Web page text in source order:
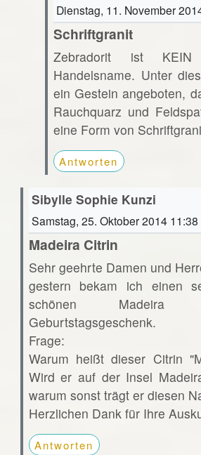
Dienstag, 11. November
Schriftgranit
Zebradorit ist KEIN
Handelsname. Unter
ein Gestein angeboten,
Rauchquarz und
eine Form von
Antworten
Sibylle Sophie Kunzi
Samstag, 25. Oktober 2014 11:38
Madeira Citrin
Sehr geehrte Damen und
gestern bekam ich einen
schönen
Geburtstagsgeschenk.
Frage:
Warum heißt dieser Citrin
Wird er auf der Insel
warum sonst trägt er diesen
Herzlichen Dank für Ihre
Antworten